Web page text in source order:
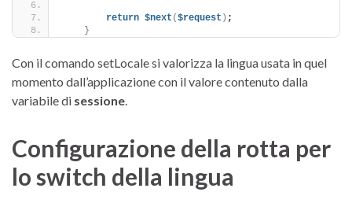
return $next ($request ) ;
}
Con il comando setLocale si valorizza la lingua usata in quel
momento dall’applicazione con il valore contenuto dalla
variabile di sessione.
Configurazione della rotta per
lo switch della lingua